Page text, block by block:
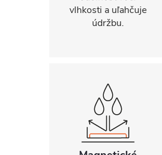
vlhkosti a uľahčuje
údržbu.